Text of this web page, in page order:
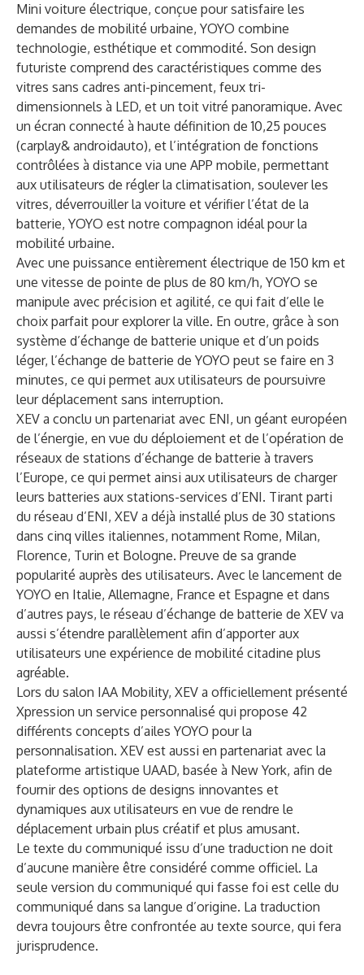
Mini voiture électrique, conçue pour satisfaire les
demandes de mobilité urbaine, YOYO combine
technologie, esthétique et commodité. Son design
futuriste comprend des caractéristiques comme des
vitres sans cadres anti-pincement, feux tri-
dimensionnels à LED, et un toit vitré panoramique. Avec
un écran connecté à haute définition de 10,25 pouces
(carplay& androidauto), et l’intégration de fonctions
contrôlées à distance via une APP mobile, permettant
aux utilisateurs de régler la climatisation, soulever les
vitres, déverrouiller la voiture et vérifier l’état de la
batterie, YOYO est notre compagnon idéal pour la
mobilité urbaine.
Avec une puissance entièrement électrique de 150 km et
une vitesse de pointe de plus de 80 km/h, YOYO se
manipule avec précision et agilité, ce qui fait d’elle le
choix parfait pour explorer la ville. En outre, grâce à son
système d’échange de batterie unique et d’un poids
léger, l’échange de batterie de YOYO peut se faire en 3
minutes, ce qui permet aux utilisateurs de poursuivre
leur déplacement sans interruption.
XEV a conclu un partenariat avec ENI, un géant européen
de l’énergie, en vue du déploiement et de l’opération de
réseaux de stations d’échange de batterie à travers
l’Europe, ce qui permet ainsi aux utilisateurs de charger
leurs batteries aux stations-services d’ENI. Tirant parti
du réseau d’ENI, XEV a déjà installé plus de 30 stations
dans cinq villes italiennes, notamment Rome, Milan,
Florence, Turin et Bologne. Preuve de sa grande
popularité auprès des utilisateurs. Avec le lancement de
YOYO en Italie, Allemagne, France et Espagne et dans
d’autres pays, le réseau d’échange de batterie de XEV va
aussi s’étendre parallèlement afin d’apporter aux
utilisateurs une expérience de mobilité citadine plus
agréable.
Lors du salon IAA Mobility, XEV a officiellement présenté
Xpression un service personnalisé qui propose 42
différents concepts d’ailes YOYO pour la
personnalisation. XEV est aussi en partenariat avec la
plateforme artistique UAAD, basée à New York, afin de
fournir des options de designs innovantes et
dynamiques aux utilisateurs en vue de rendre le
déplacement urbain plus créatif et plus amusant.
Le texte du communiqué issu d’une traduction ne doit
d’aucune manière être considéré comme officiel. La
seule version du communiqué qui fasse foi est celle du
communiqué dans sa langue d’origine. La traduction
devra toujours être confrontée au texte source, qui fera
jurisprudence.